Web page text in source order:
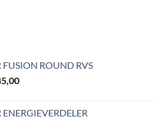
ROUND RVS